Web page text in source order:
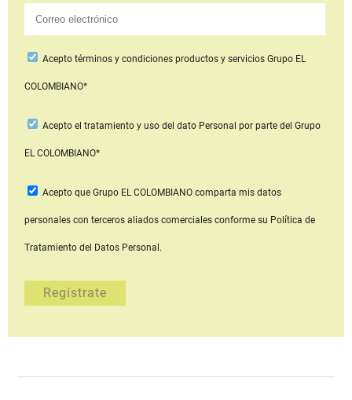
Aceptotérminos y condiciones productos y serviciosGrupo EL
COLOMBIANO*
Acepto el tratamiento y uso del dato Personal por parte del Grupo
EL COLOMBIANO*
Acepto que Grupo EL COLOMBIANOcomparta mis datos
personales con terceros aliados comerciales conforme su Política de
Tratamiento del Datos Personal.